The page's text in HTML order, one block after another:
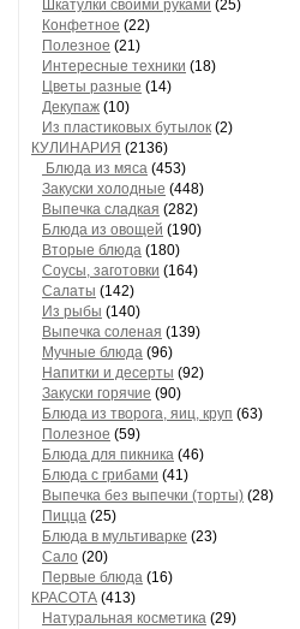
Шкатулки своими руками (25)
Конфетное (22)
Полезное (21)
Интересные техники (18)
Цветы разные (14)
Декупаж (10)
Из пластиковых бутылок (2)
КУЛИНАРИЯ (2136)
Блюда из мяса (453)
Закуски холодные (448)
Выпечка сладкая (282)
Блюда из овощей (190)
Вторые блюда (180)
Соусы, заготовки (164)
Салаты (142)
Из рыбы (140)
Выпечка соленая (139)
Мучные блюда (96)
Напитки и десерты (92)
Закуски горячие (90)
Блюда из творога, яиц, круп (63)
Полезное (59)
Блюда для пикника (46)
Блюда с грибами (41)
Выпечка без выпечки (торты) (28)
Пицца (25)
Блюда в мультиварке (23)
Сало (20)
Первые блюда (16)
КРАСОТА (413)
Натуральная косметика (29)